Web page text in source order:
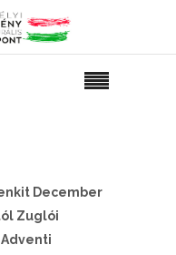
December
Zuglói